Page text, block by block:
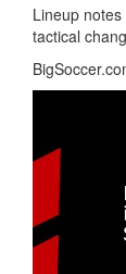
Lineup
tactical